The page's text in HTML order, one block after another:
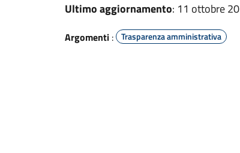
Ultimo aggiornamento: 11 ottobre
Argomenti : Trasparenza amministrativa